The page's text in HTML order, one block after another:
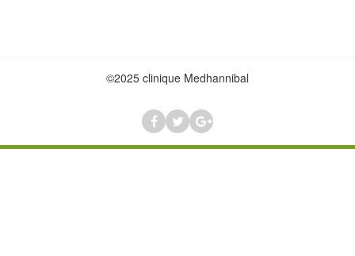
©2025 clinique Medhannibal